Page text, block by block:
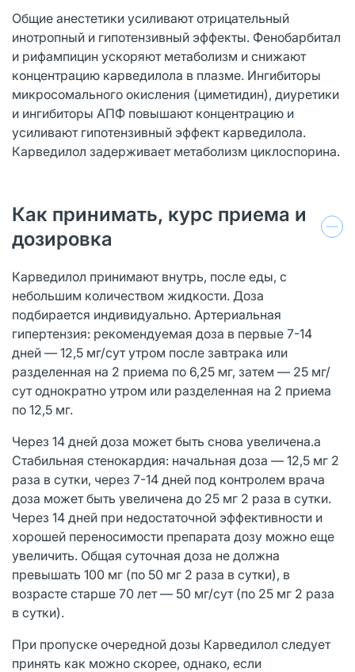
Общие анестетики усиливают отрицательный
инотропный и гипотензивный эффекты. Фенобарбитал
и рифампицин ускоряют метаболизм и снижают
концентрацию карведилола в плазме. Ингибиторы
микросомального окисления (циметидин), диуретики
и ингибиторы АПФ повышают концентрацию и
усиливают гипотензивный эффект карведилола.
Карведилол задерживает метаболизм циклоспорина.
Как принимать, курс приема и
дозировка
Карведилол принимают внутрь, после еды, с
небольшим количеством жидкости. Доза
подбирается индивидуально. Артериальная
гипертензия: рекомендуемая доза в первые 7-14
дней — 12,5 мг/сут утром после завтрака или
разделенная на 2 приема по 6,25 мг, затем — 25 мг/
сут однократно утром или разделенная на 2 приема
по 12,5 мг.
Через 14 дней доза может быть снова увеличена.а
Стабильная стенокардия: начальная доза — 12,5 мг 2
раза в сутки, через 7-14 дней под контролем врача
доза может быть увеличена до 25 мг 2 раза в сутки.
Через 14 дней при недостаточной эффективности и
хорошей переносимости препарата дозу можно еще
увеличить. Общая суточная доза не должна
превышать 100 мг (по 50 мг 2 раза в сутки), в
возрасте старше 70 лет — 50 мг/сут (по 25 мг 2 раза
в сутки).
При пропуске очередной дозы Карведилол следует
принять как можно скорее, однако, если